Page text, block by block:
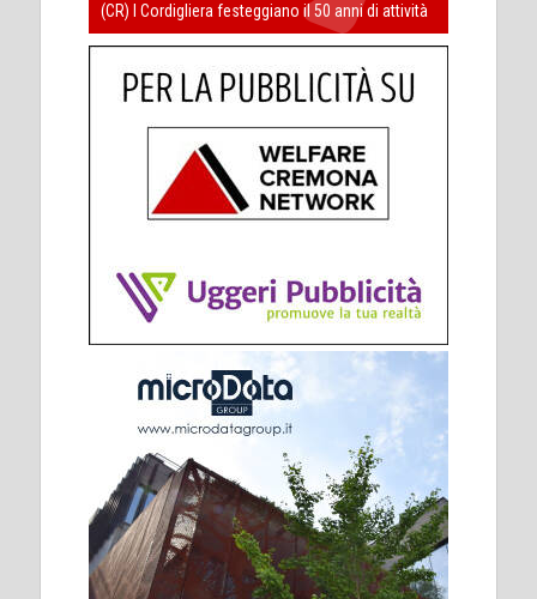
(CR) I Cordigliera festeggiano il 50 anni di attività